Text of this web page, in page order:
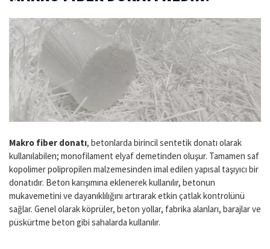
Makro fiber donatı, betonlarda birincil sentetik donatı olarak
kullanılabilen; monofilament elyaf demetinden oluşur. Tamamen saf
kopolimer polipropilen malzemesinden imal edilen yapısal taşıyıcı bir
donatıdır. Beton karışımına eklenerek kullanılır, betonun
mukavemetini ve dayanıklılığını artırarak etkin çatlak kontrolünü
sağlar. Genel olarak köprüler, beton yollar, fabrika alanları, barajlar ve
püskürtme beton gibi sahalarda kullanılır.